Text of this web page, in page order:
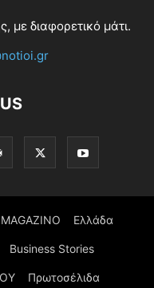
με διαφορετικό μάτι.
MAGAZINO Ελλάδα
Business Stories
Πρωτοσέλιδα